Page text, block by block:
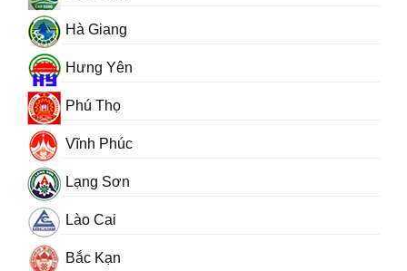
Hà Giang
Hưng Yên
Phú Thọ
Vĩnh Phúc
Lạng Sơn
Lào Cai
Bắc Kạn